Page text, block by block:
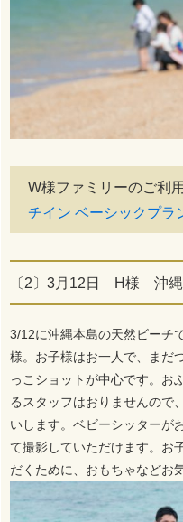
W様ファミリーのご利
チイン ベーシックプ
〔2〕3月12日 H様 沖縄
3/12に沖縄本島の天然ビーチ
様。お子様はお一人で、まだ
っこショットが中心です。お
るスタッフはおりませんので
いします。ベビーシッターが
て撮影していただけます。お
だくために、おもちゃなどお